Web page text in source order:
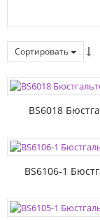
Сортировать
BS6018
BS6106-1